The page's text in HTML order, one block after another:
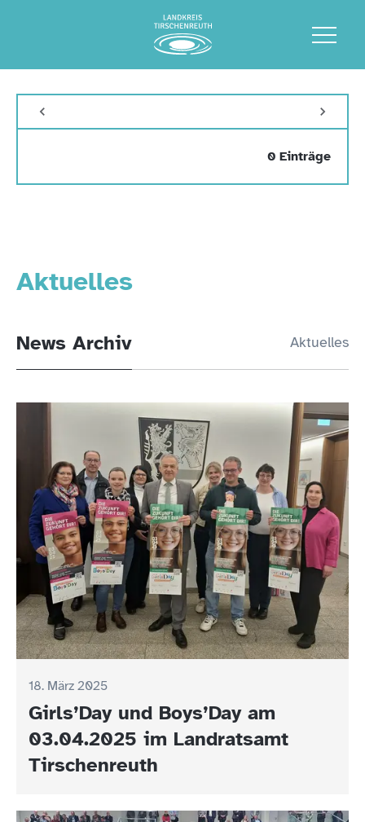
Aktuelles
News Archiv Aktuelles
18. März 2025
Girls’Day und Boys’Day am
03.04.2025 im Landratsamt
Tirschenreuth
0 Einträge